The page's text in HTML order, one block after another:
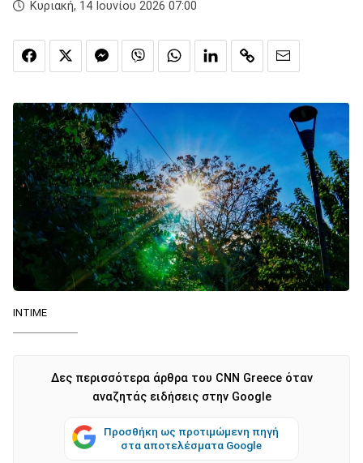
Κυριακή, 14 Ιουνίου 2026 07:00
ΙΝΤΙΜΕ
Δες περισσότερα άρθρα του CNN Greece όταν
αναζητάς ειδήσεις στην Google
Προσθήκη ως προτιμώμενη πηγή
στα αποτελέσματα Google